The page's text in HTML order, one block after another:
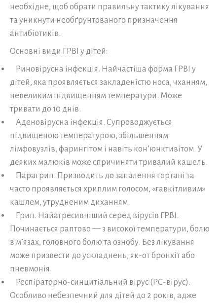
необхідне, щоб обрати правильну тактику лікування
та уникнути необґрунтованого призначення
антибіотиків.
Основні види ГРВІ у дітей:
Риновірусна інфекція. Найчастіша форма ГРВІ у
дітей, яка проявляється закладеністю носа, чханням,
невеликим підвищенням температури. Може
тривати до 10 днів.
Аденовірусна інфекція. Супроводжується
підвищеною температурою, збільшенням
лімфовузлів, фарингітом і навіть кон’юнктивітом. У
деяких малюків може спричиняти тривалий кашель.
Парагрип. Призводить до запалення гортані та
часто проявляється хриплим голосом, «гавкітливим»
кашлем, утрудненим диханням.
Грип. Найагресивніший серед вірусів ГРВІ.
Починається раптово — з високої температури, болю
в м’язах, головного болю та ознобу. Без лікування
може призвести до ускладнень, як-от бронхіт або
пневмонія.
Респіраторно-синцитіальний вірус (РС-вірус).
Особливо небезпечний для дітей до 2 років, адже